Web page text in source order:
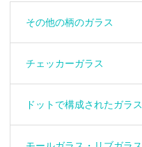
その他の柄のガラス
チェッカーガラス
ドットで構成されたガラス